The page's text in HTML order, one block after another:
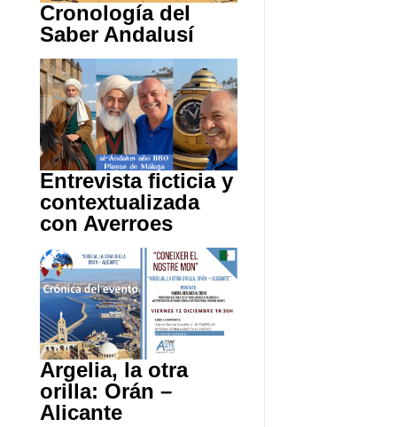
Cronología del
Saber Andalusí
Entrevista ficticia y
contextualizada
con Averroes
Argelia, la otra
orilla: Orán –
Alicante